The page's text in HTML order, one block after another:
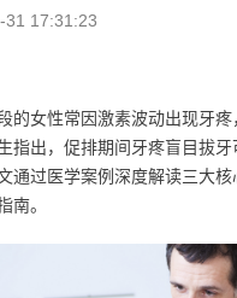
31 17:31:23
的女性常因激素波动出现牙
指出，促排期间牙疼盲目拔牙
通过医学案例深度解读三大
南。